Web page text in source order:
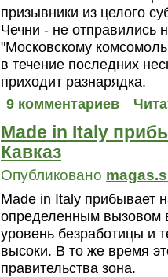
призывники из целого
Чечни - не отправились
"Московскому
в течение последних
приходит разнарядка.
9 комментариев
Made in Italy
Кавказ
Опубликовано
Made in Italy прибывает
определенным вызовом
уровень безработицы и
высоки. В то же время
правительства зона.